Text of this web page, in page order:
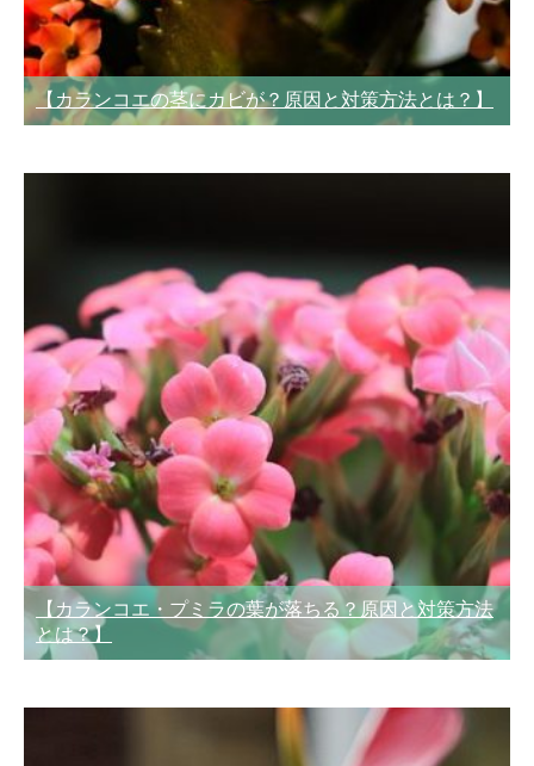
【カランコエの茎にカビが？原因と対策方法とは？】
【カランコエ・プミラの葉が落ちる？原因と対策方法
とは？】